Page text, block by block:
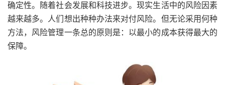
确定性。随着社会发展和科技进步。现实生活中的风险因素
越来越多。人们想出种种办法来对付风险。但无论采用何种
方法，风险管理一条总的原则是：以最小的成本获得最大的
保障。